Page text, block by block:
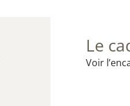
Le
Voir